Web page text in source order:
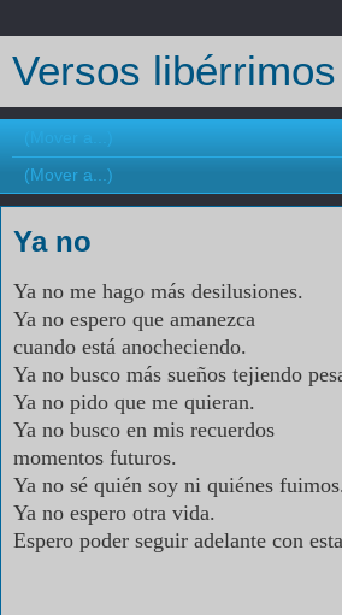
Versos libérrimos
Ya no
Ya no me hago más desilusiones.
Ya no espero que amanezca
cuando está anocheciendo.
Ya no busco más sueños tejiendo
Ya no pido que me quieran.
Ya no busco en mis recuerdos
momentos futuros.
Ya no sé quién soy ni quiénes fuimos.
Ya no espero otra vida.
Espero poder seguir adelante con